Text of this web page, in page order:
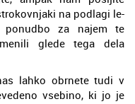
na podlagi le-
ponudbo za najem te
glede tega dela
lahko obrnete tudi v
vsebino, ki jo je